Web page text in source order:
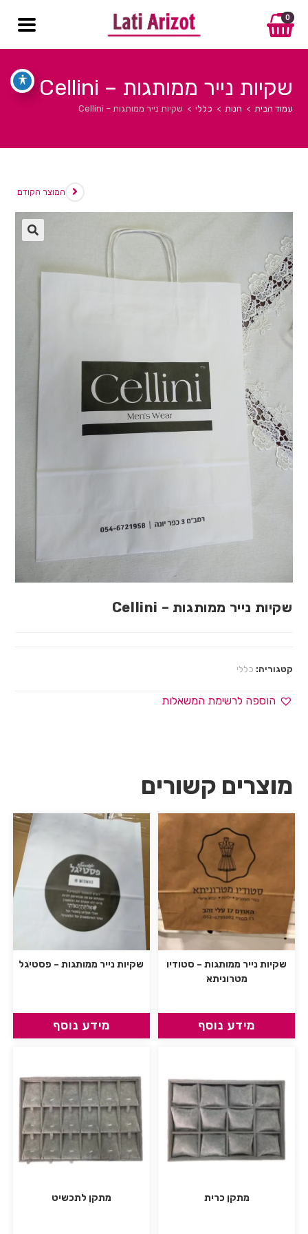
0
שקיות נייר ממותגות – Cellini
עמוד הבית > חנות > כללי > שקיות נייר ממותגות – Cellini
המוצר הקודם
שקיות נייר ממותגות – Cellini
קטגוריה: כללי
הוספה לרשימת המשאלות
מוצרים קשורים
שקיות נייר ממותגות – סטודיו
מטרוניתא
מידע נוסף
שקיות נייר ממותגות – פסטיגל
מידע נוסף
מתקן כרית מתקן לתכשיט